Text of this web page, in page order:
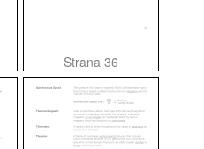
Strana 36